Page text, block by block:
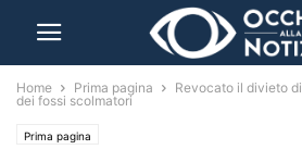
Home Prima pagina
Revocato il divieto
dei fossi scolmatori
Prima pagina